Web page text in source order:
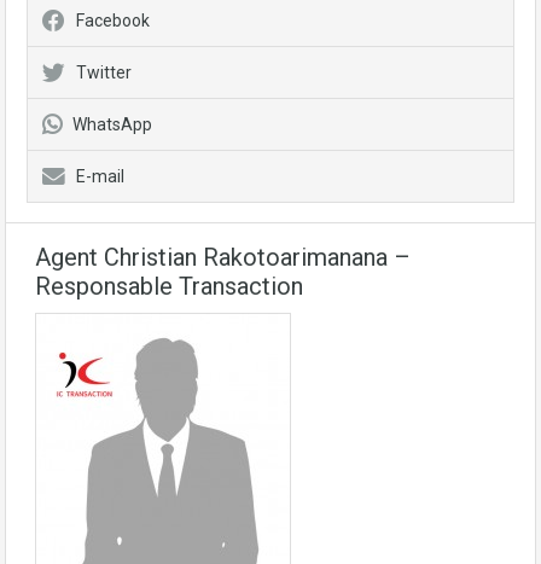
Facebook
Twitter
WhatsApp
E-mail
Agent Christian Rakotoarimanana –
Responsable Transaction